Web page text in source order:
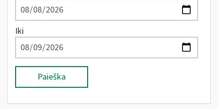
Iki
Paieška